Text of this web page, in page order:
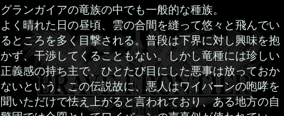
グランガイアの竜族の中でも一般的な種族。
よく晴れた日の昼頃、雲の合間を縫って悠々と飛んでい
るところを多く目撃される。普段は下界に対し興味を抱
かず、干渉してくることもない。しかし竜種には珍しい
正義感の持ち主で、ひとたび目にした悪事は放っておか
ないという。この伝説故に、悪人はワイバーンの咆哮を
聞いただけで怯え上がると言われており、ある地方の自